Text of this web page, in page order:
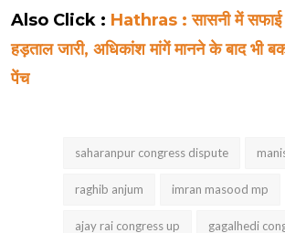
Also Click : Hathras : सासनी में सफाई
हड़ताल जारी, अधिकांश मांगें मानने के बाद भी
पेंच
saharanpur congress dispute
raghib anjum imran masood mp
ajay rai congress up gagalhedi